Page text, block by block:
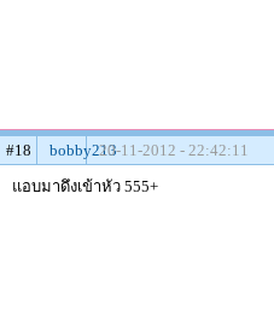
#18 bobby21320-11-2012 - 22:42:11
แอบมาดึงเข้าหัว 555+